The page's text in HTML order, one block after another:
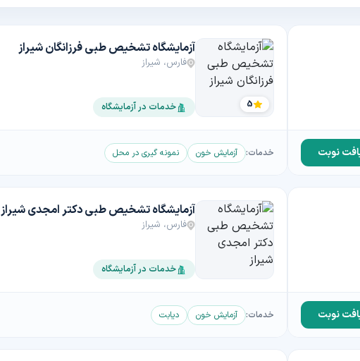
نوبت
5
آزمایشگاه تشخیص طبی فرزانگان شیراز
فارس، شیراز
خدمات در آزمایشگاه
خدمات: آزمایش خون نمونه گیری در محل
نوبت
آزمایشگاه تشخیص طبی دکتر امجدی شیراز
فارس، شیراز
خدمات در آزمایشگاه
خدمات: آزمایش خون دیابت